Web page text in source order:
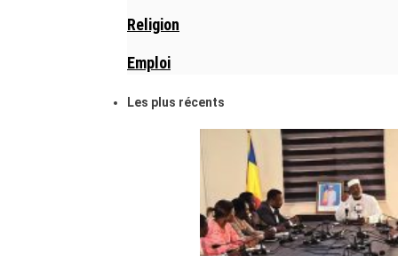
Religion
Emploi
Les plus récents